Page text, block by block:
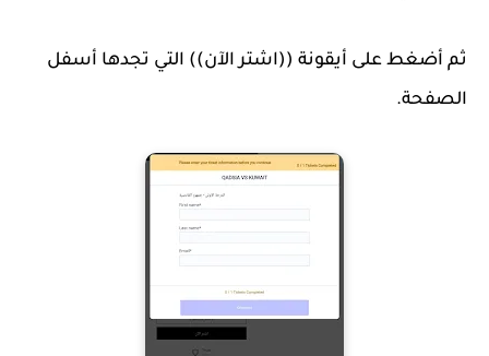
ثم أضغط على أيقونة ((اشتر الآن)) التي تجدها أسفل
الصفحة.